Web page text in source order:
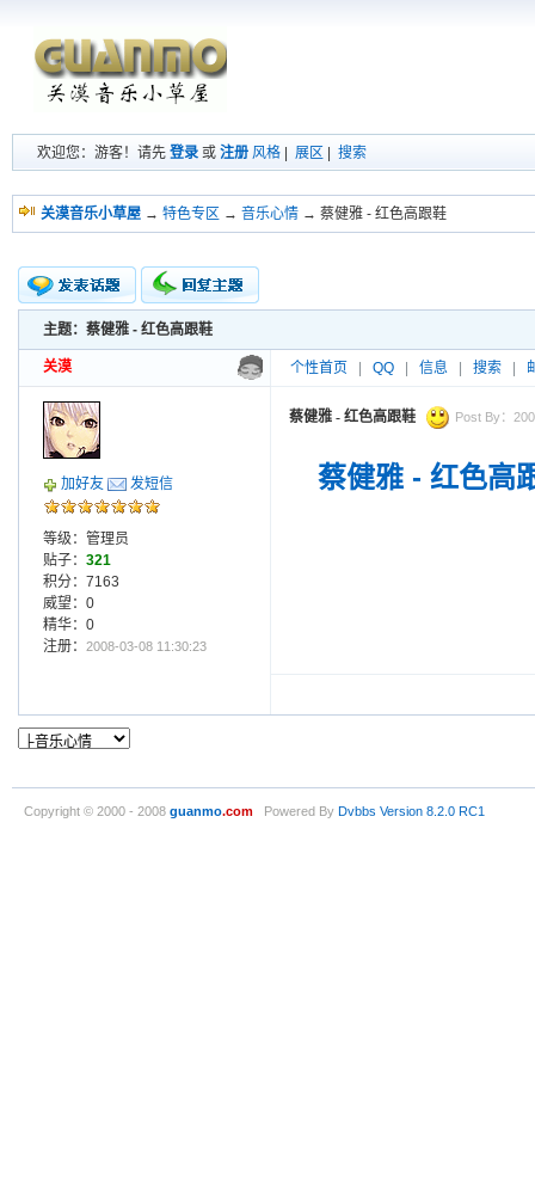
欢迎您：游客！请先 登录 或 注册 风格 展区 搜索
关漠音乐小草屋 → 特色专区 → 音乐心情 → 蔡健雅 - 红色高跟鞋
新的主题
投票帖
小字报
主题：蔡健雅 - 红色高跟鞋
关漠 个性首页 QQ 信息 搜索
加好友 发短信
等级：管理员
贴子： 321
积分：7163
威望：0
精华：0
注册： 2008-03-08 11:30:23
蔡健雅 - 红色高跟鞋 Post By：
蔡健雅 - 红色高
Copyright © 2000 - 2008 guanmo.com Powered By Dvbbs Version 8.2.0 RC1